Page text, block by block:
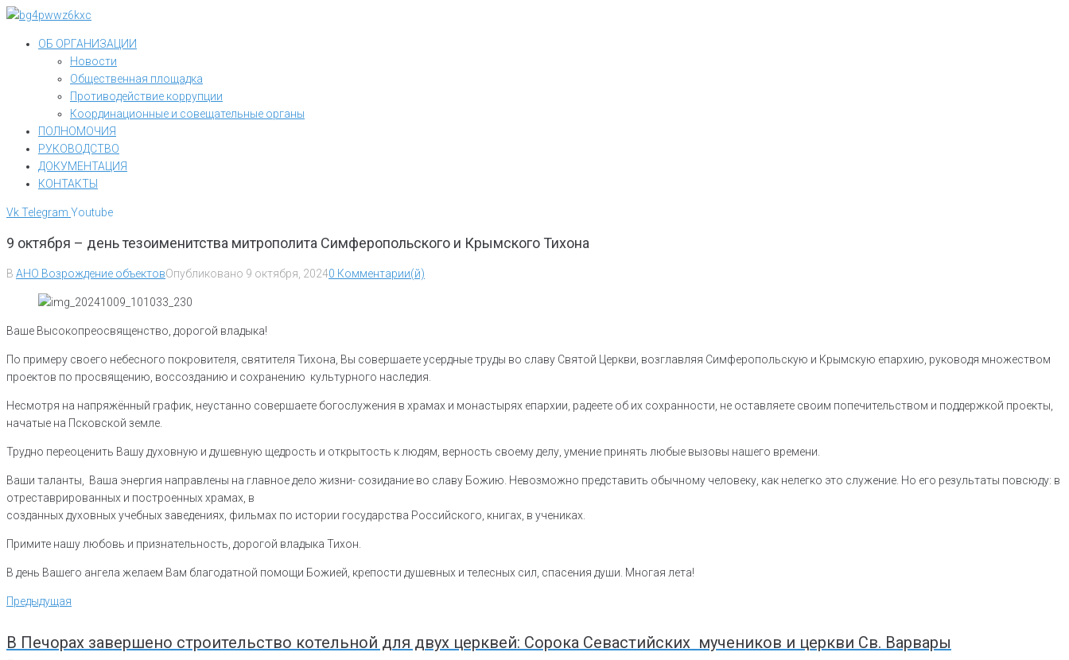
Перейти
контентуОБ ОРГАНИЗАЦИИ
Новости
Общественная площадка
Противодействие коррупции
Координационные и совещательные органы
ПОЛНОМОЧИЯ
РУКОВОДСТВО
ДОКУМЕНТАЦИЯ
КОНТАКТЫ
VkTelegram Youtube
9 октября – день тезоименитства митрополита Симферопольского и Крымского Тихона
В АНО Возрождение объектовОпубликовано 9 октября, 20240 Комментарии(й)
Ваше Высокопреосвященство, дорогой владыка!
По примеру своего небесного покровителя, святителя Тихона, Вы совершаете усердные труды во славу Святой Церкви, возглавляя Симферопольскую и Крымскую епархию, руководя множеством
проектов по просвящению, воссозданию и сохранению культурного наследия.
Несмотря на напряжённый график, неустанно совершаете богослужения в храмах и монастырях епархии, радеете об их сохранности, не оставляете своим попечительством и поддержкой проекты,
начатые на Псковской земле.
Трудно переоценить Вашу духовную и душевную щедрость и открытость к людям, верность своему делу, умение принять любые вызовы нашего времени.
Ваши таланты, Ваша энергия направлены на главное дело жизни- созидание во славу Божию. Невозможно представить обычному человеку, как нелегко это служение. Но его результаты повсюду: в
отреставрированных и построенных храмах, в
созданных духовных учебных заведениях, фильмах по истории государства Российского, книгах, в учениках.
Примите нашу любовь и признательность, дорогой владыка Тихон.
В день Вашего ангела желаем Вам благодатной помощи Божией, крепости душевных и телесных сил, спасения души. Многая лета!
Навигация
записям
Предыдущая
Предыдущая
В Печорах завершено строительство котельной для двух церквей: Сорока Севастийских мучеников и церкви Св. Варвары